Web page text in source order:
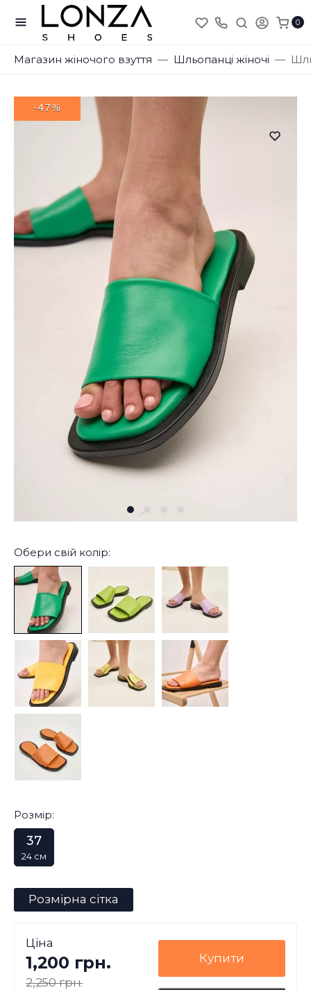
0
Магазин жіночого взуття Шльопанці жіночі
-47%
Обери свій колір:
Розмір:
37
24 см
Розмірна сітка
Ціна
1,200 грн.
2,250 грн.
Купити